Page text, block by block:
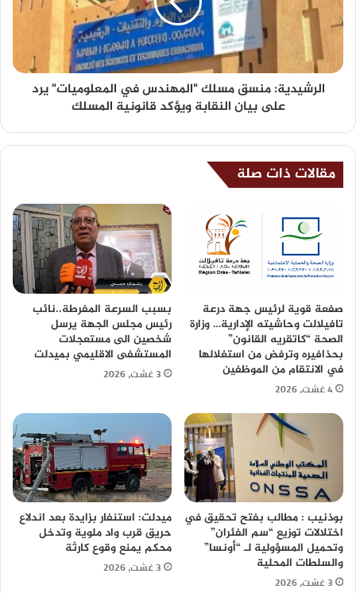
الرشيدية: منسق مسلك "المهندس في المعلوميات" يرد
على بيان النقابة ويؤكد قانونية المسلك
مقالات ذات صلة
صفعة قوية لرئيس جهة درعة
تافيلالت وحاشيته الإدارية… وزارة
الصحة “كاتقريه القانون”
بحذافيره وترفض من استغلالها
في الانتقام من الموظفين
4 غشت، 2026
بسبب السرعة المفرطة..نائب
رئيس مجلس الجهة يرسل
شخصين الى مستعجلات
المستشفى الاقليمي بميدلت
3 غشت، 2026
بوذنيب : مطالب بفتح تحقيق في
اختلالات توزيع “سم الفئران”
وتحميل المسؤولية لـ “أونسا”
والسلطات المحلية
3 غشت، 2026
ميدلت: استنفار بزايدة بعد اندلاع
حريق قرب واد ملوية وتدخل
محكم يمنع وقوع كارثة
3 غشت، 2026